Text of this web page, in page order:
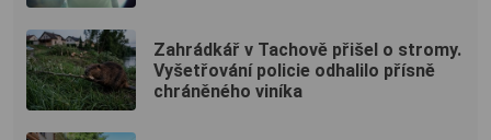
Zahrádkář v Tachově přišel o stromy.
Vyšetřování policie odhalilo přísně
chráněného viníka